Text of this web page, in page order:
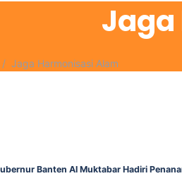
Jaga
Jaga Harmonisasi Alam
Banten Al Muktabar Hadiri